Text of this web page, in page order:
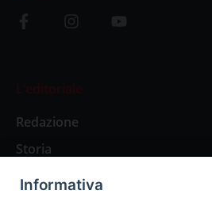
L’editoriale
Redazione
Storia
Informativa